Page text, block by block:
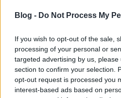
Blog - Do Not Process My
If you wish to opt-out of the sale,
processing of your personal or
targeted advertising by us,
section to confirm your selection.
opt-out request is processed you
interest-based ads based on